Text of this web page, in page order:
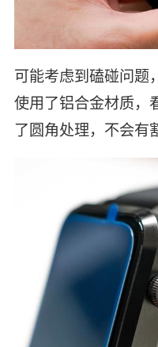
可能考虑到磕碰问题
使用了铝合金材质，
了圆角处理，不会有